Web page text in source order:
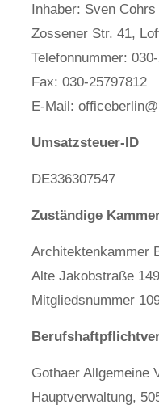
Inhaber: Sven Cohrs
Zossener Str. 41,
Telefonnummer:
Fax: 030-25797812
E-Mail:
Umsatzsteuer-ID
DE336307547
Zuständige
Architektenkammer
Alte Jakobstraße
Mitgliedsnummer
Gothaer Allgemeine
Hauptverwaltung,